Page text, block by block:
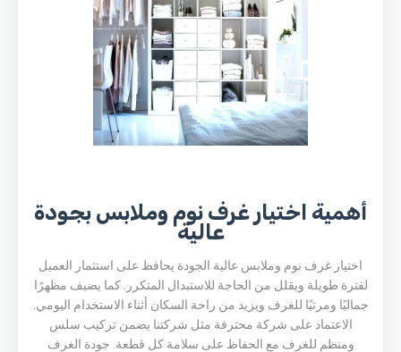
أهمية اختيار غرف نوم وملابس بجودة
عالية
اختيار غرف نوم وملابس عالية الجودة يحافظ على استثمار العميل
لفترة طويلة ويقلل من الحاجة للاستبدال المتكرر. كما يضيف مظهرًا
جماليًا ومرتبًا للغرف ويزيد من راحة السكان أثناء الاستخدام اليومي.
الاعتماد على شركة محترفة مثل شركتنا يضمن تركيب سلس
ومنظم للغرف مع الحفاظ على سلامة كل قطعة. جودة الغرف